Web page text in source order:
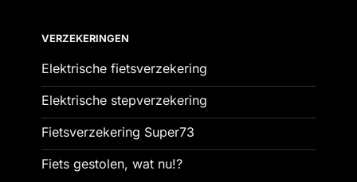
VERZEKERINGEN
Elektrische fietsverzekering
Elektrische stepverzekering
Fietsverzekering Super73
Fiets gestolen, wat nu!?